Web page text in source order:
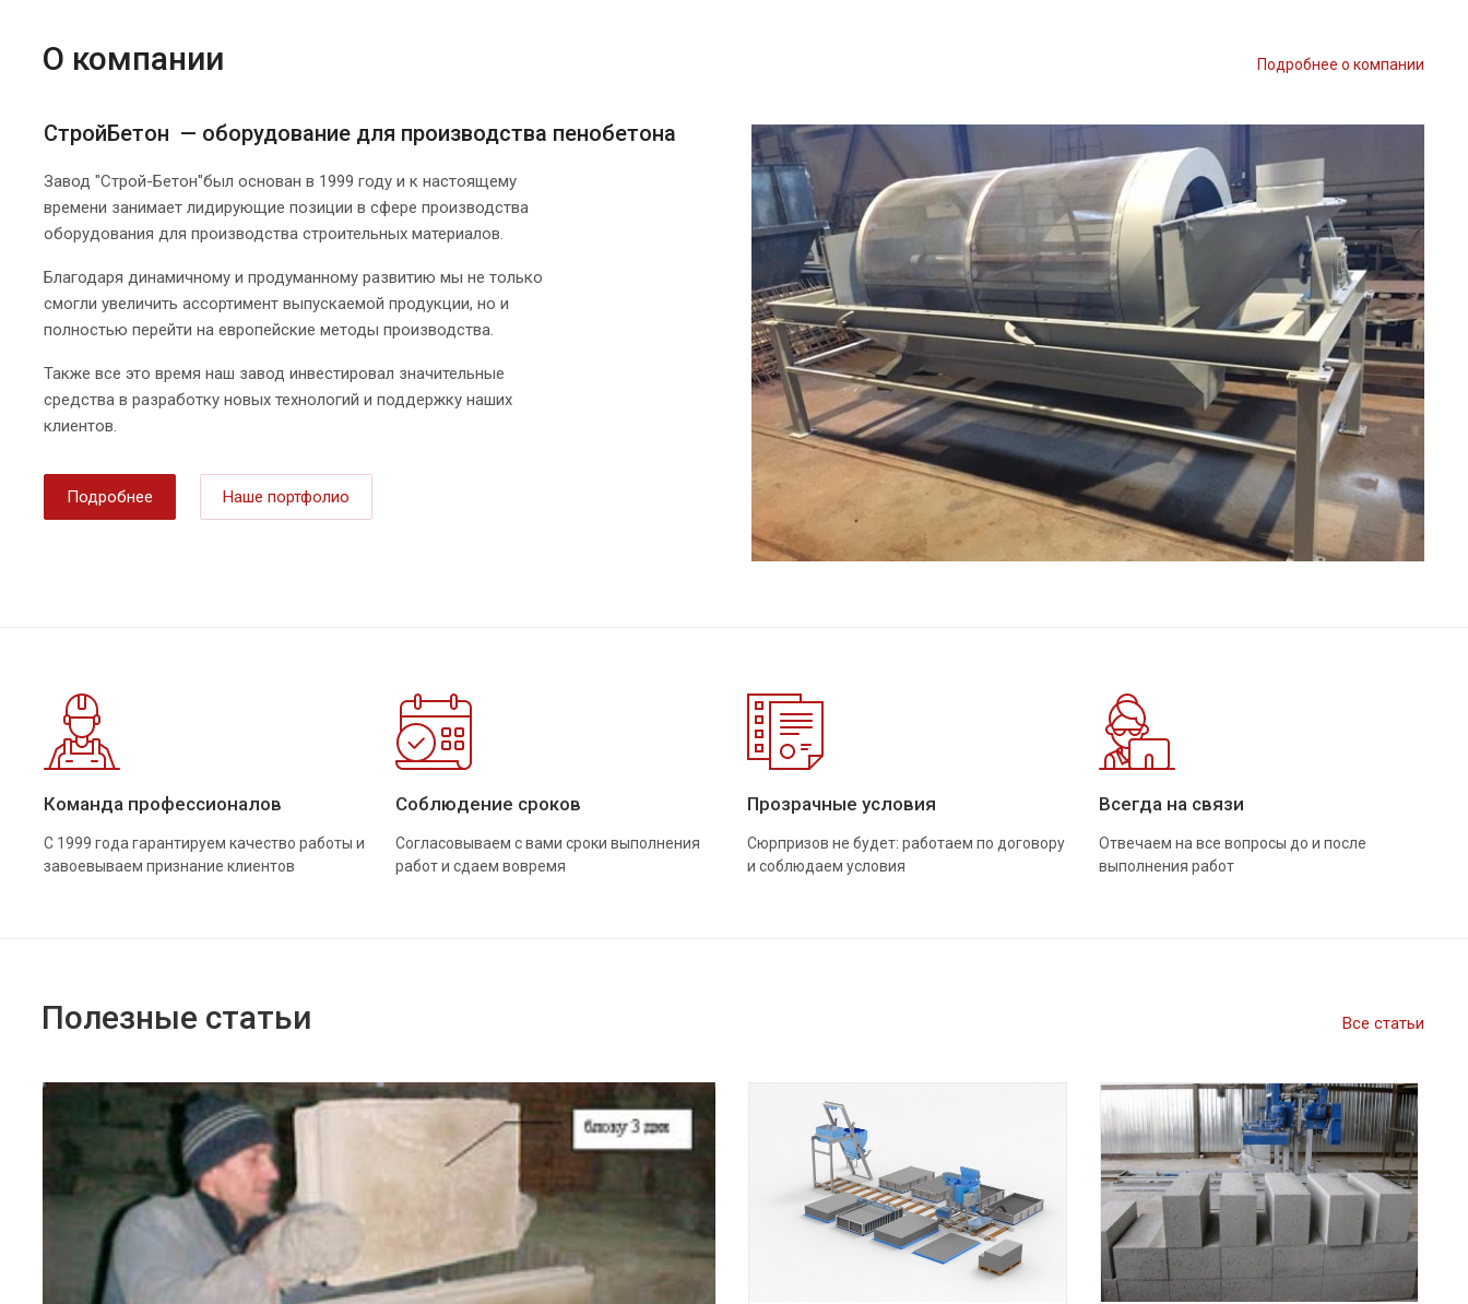
О компании Подробнее о компании
СтройБетон — оборудование для производства пенобетона
Завод "Строй-Бетон"был основан в 1999 году и к настоящему
времени занимает лидирующие позиции в сфере производства
оборудования для производства строительных материалов.
Благодаря динамичному и продуманному развитию мы не только
смогли увеличить ассортимент выпускаемой продукции, но и
полностью перейти на европейские методы производства.
Также все это время наш завод инвестировал значительные
средства в разработку новых технологий и поддержку наших
клиентов.
Подробнее Наше портфолио
Команда профессионалов
С 1999 года гарантируем качество работы и
завоевываем признание клиентов
Соблюдение сроков
Согласовываем с вами сроки выполнения
работ и сдаем вовремя
Прозрачные условия
Сюрпризов не будет: работаем по договору
и соблюдаем условия
Всегда на связи
Отвечаем на все вопросы до и после
выполнения работ
Все статьи
Полезные статьи